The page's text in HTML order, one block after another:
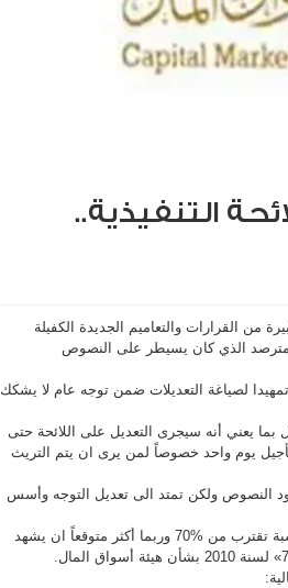
التنفيذية..
القرارات والتعاميم الجديدة الكفيلة
المترصد الذي كان يسيطر على النصوص
لصياغة التعديلات ضمن توجه عام لا يشكك
بما يعني أنه سيجرى التعديل على اللائحة حتى
يوم واحد خصوصاً لمن يرى ان يتم التريث
النصوص ولكن تمتد الى تعديل التوجه وأسس
واستعرضت المصادر ان الهيئة قاربت على انجاز هذه التعديلات بنسبة تقترب من %70 وربما أكثر متوقعاً ان يشهد